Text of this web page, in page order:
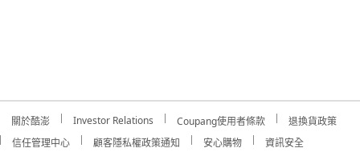
關於酷澎 Investor Relations Coupang使用者條款
退換貨政策
信任管理中心
顧客隱私權政策通知 安心購物
資訊安全